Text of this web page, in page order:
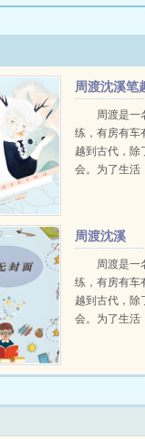
周渡沈溪笔
文免费阅读
周渡是一
练，有房有车
越到古代，除
会。为了生活
渡看着山下的
周渡沈溪
周渡是一
练，有房有车
越到古代，除
会。为了生活
只野兔，不会